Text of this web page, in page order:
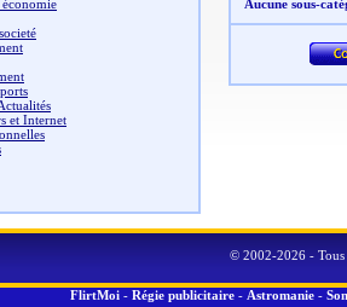
et Internet
Aucune sous-
© 2002-2026 - Tous
FlirtMoi - Régie publicitaire - Astromanie -